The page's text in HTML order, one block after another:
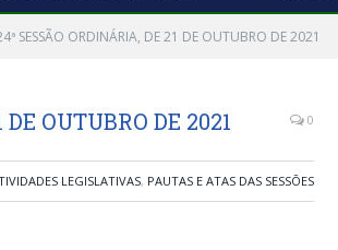
SESSÃO ORDINÁRIA, DE 21 DE OUTUBRO DE 2021
OUTUBRO DE 2021 0
LEGISLATIVAS, PAUTAS E ATAS DAS SESSÕES